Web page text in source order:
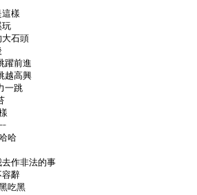
樣
石頭
躍前進
越高興
一跳
哈
作非法的事
辭
吃黑